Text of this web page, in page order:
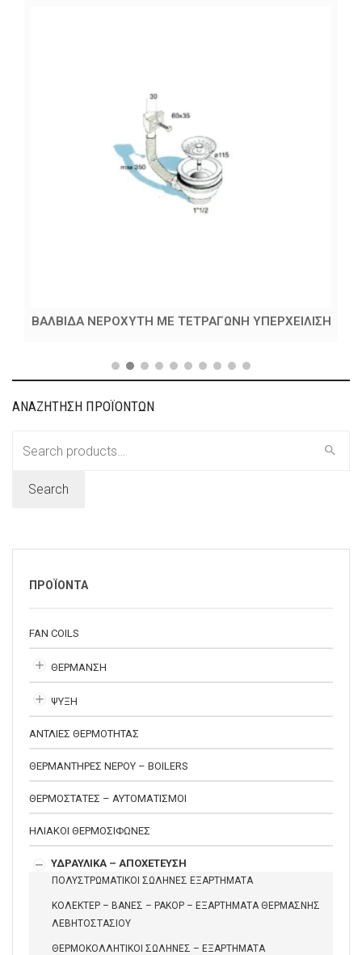
ΒΑΛΒΙΔΑ ΝΕΡΟΧΥΤΗ ΜΕ ΤΕΤΡΑΓΩΝΗ ΥΠΕΡΧΕΙΛΙΣΗ
ΑΝΑΖΗΤΗΣΗ ΠΡΟΪΟΝΤΩΝ
Search
ΠΡΟΪΟΝΤΑ
FAN COILS
ΘΕΡΜΑΝΣΗ
ΨΥΞΗ
ΑΝΤΛΙΕΣ ΘΕΡΜΟΤΗΤΑΣ
ΘΕΡΜΑΝΤΗΡΕΣ ΝΕΡΟΥ – BOILERS
ΘΕΡΜΟΣΤΑΤΕΣ – ΑΥΤΟΜΑΤΙΣΜΟΙ
ΗΛΙΑΚΟΙ ΘΕΡΜΟΣΙΦΩΝΕΣ
ΥΔΡΑΥΛΙΚΑ – ΑΠΟΧΕΤΕΥΣΗ
ΠΟΛΥΣΤΡΩΜΑΤΙΚΟΙ ΣΩΛΗΝΕΣ ΕΞΑΡΤΗΜΑΤΑ
ΚΟΛΕΚΤΕΡ – ΒΑΝΕΣ – ΡΑΚΟΡ – ΕΞΑΡΤΗΜΑΤΑ ΘΕΡΜΑΣΝΗΣ
ΛΕΒΗΤΟΣΤΑΣΙΟΥ
ΘΕΡΜΟΚΟΛΛΗΤΙΚΟΙ ΣΩΛΗΝΕΣ – ΕΞΑΡΤΗΜΑΤΑ